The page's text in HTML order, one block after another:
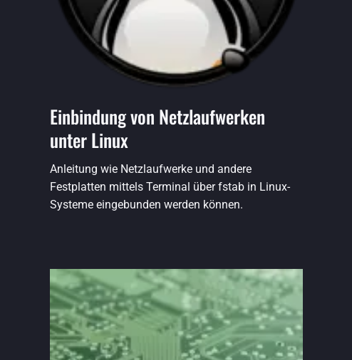
Einbindung von Netzlaufwerken
unter Linux
Anleitung wie Netzlaufwerke und andere
Festplatten mittels Terminal über fstab in Linux-
Systeme eingebunden werden können.